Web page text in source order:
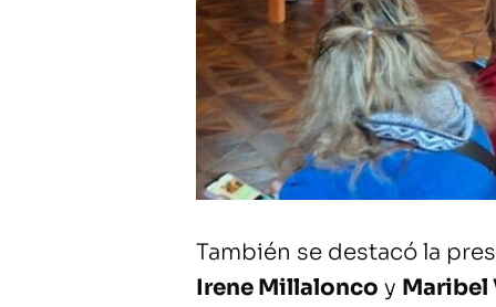
También se destacó la
Irene Millalonco y Maribel